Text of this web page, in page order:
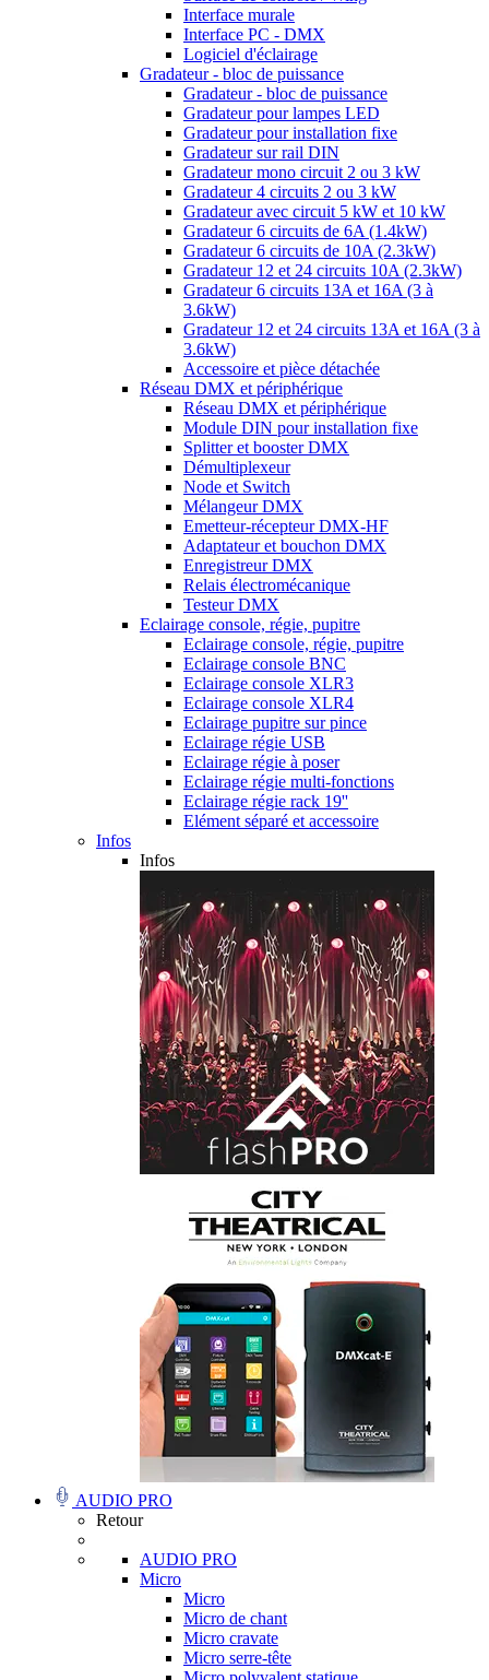
Interface murale
Interface PC - DMX
Logiciel d'éclairage
Gradateur - bloc de puissance
Gradateur - bloc de puissance
Gradateur pour lampes LED
Gradateur pour installation fixe
Gradateur sur rail DIN
Gradateur mono circuit 2 ou 3 kW
Gradateur 4 circuits 2 ou 3 kW
Gradateur avec circuit 5 kW et 10 kW
Gradateur 6 circuits de 6A (1.4kW)
Gradateur 6 circuits de 10A (2.3kW)
Gradateur 12 et 24 circuits 10A (2.3kW)
Gradateur 6 circuits 13A et 16A (3 à
3.6kW)
Gradateur 12 et 24 circuits 13A et 16A (3 à
3.6kW)
Accessoire et pièce détachée
Réseau DMX et périphérique
Réseau DMX et périphérique
Module DIN pour installation fixe
Splitter et booster DMX
Démultiplexeur
Node et Switch
Mélangeur DMX
Emetteur-récepteur DMX-HF
Adaptateur et bouchon DMX
Enregistreur DMX
Relais électromécanique
Testeur DMX
Eclairage console, régie, pupitre
Eclairage console, régie, pupitre
Eclairage console BNC
Eclairage console XLR3
Eclairage console XLR4
Eclairage pupitre sur pince
Eclairage régie USB
Eclairage régie à poser
Eclairage régie multi-fonctions
Eclairage régie rack 19''
Elément séparé et accessoire
Infos
Infos
AUDIO PRO
Retour
AUDIO PRO
Micro
Micro
Micro de chant
Micro cravate
Micro serre-tête